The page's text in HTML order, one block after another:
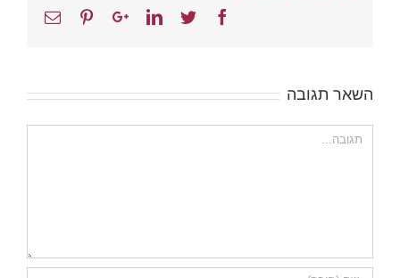
Facebook
Twitter
Linkedin
Google+
Pinterest
Email
השאר תגובה
הערה